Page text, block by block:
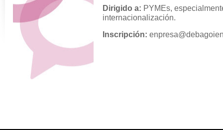
Dirigido a: PYMEs,
internacionalización.
Inscripción: